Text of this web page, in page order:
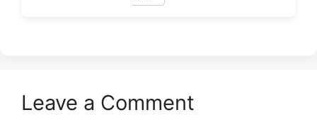
Leave a Comment